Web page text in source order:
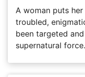
A woman puts
troubled,
been targeted
supernatural force.